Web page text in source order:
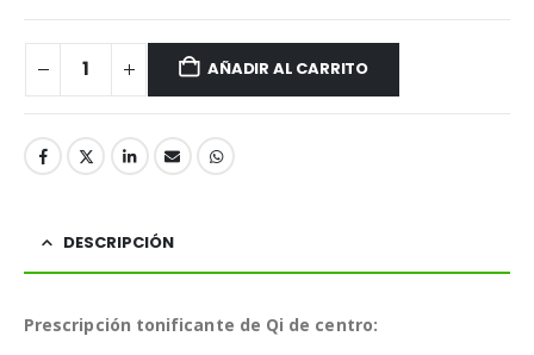
AÑADIR AL CARRITO
DESCRIPCIÓN
Prescripción tonificante de Qi de centro: